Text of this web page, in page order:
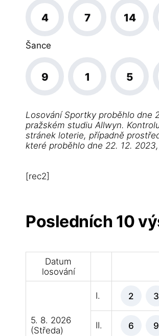
4 7 14
Šance
9 1 5
Losování Sportky proběhlo dne
pražském studiu Allwyn.
stránek loterie, případně
které proběhlo dne 22. 12.
[rec2]
Posledních 10
Datum
losování
5. 8. 2026
(Středa)
I. 2 3
II. 6 9